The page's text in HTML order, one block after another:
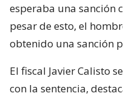
esperaba una sanción
pesar de esto, el
obtenido una sanción
El fiscal Javier Calisto
con la sentencia,